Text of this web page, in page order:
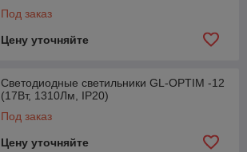
Под заказ
Цену уточняйте
Светодиодные светильники GL-OPTIM -12
(17Вт, 1310Лм, IP20)
Под заказ
Цену уточняйте